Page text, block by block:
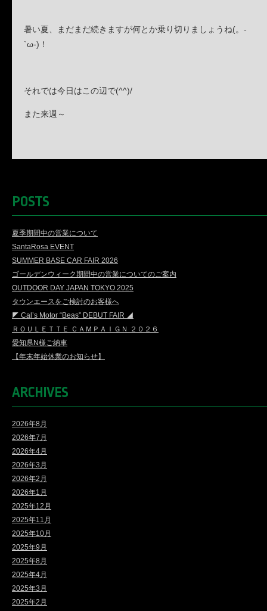
暑い夏、まだまだ続きますが何とか乗り切りましょうね(。-
`ω-)！
それでは今日はこの辺で(^^)/
また来週～
POSTS
夏季期間中の営業について
SantaRosa EVENT
SUMMER BASE CAR FAIR 2026
ゴールデンウィーク期間中の営業についてのご案内
OUTDOOR DAY JAPAN TOKYO 2025
タウンエースをご検討のお客様へ
◤ Cal’s Motor “Beas” DEBUT FAIR ◢
ＲＯＵＬＥＴＴＥ ＣＡＭＰＡＩＧＮ ２０２６
愛知県N様ご納車
【年末年始休業のお知らせ】
ARCHIVES
2026年8月
2026年7月
2026年4月
2026年3月
2026年2月
2026年1月
2025年12月
2025年11月
2025年10月
2025年9月
2025年8月
2025年4月
2025年3月
2025年2月